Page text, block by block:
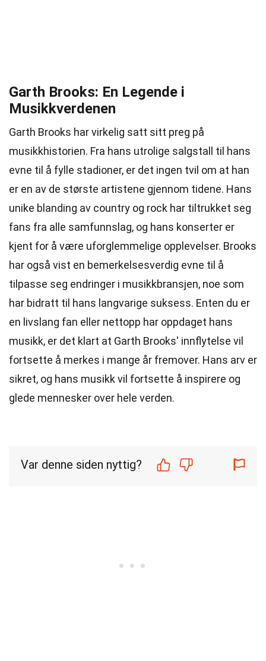
Garth Brooks: En Legende i
Musikkverdenen
Garth Brooks har virkelig satt sitt preg på
musikkhistorien. Fra hans utrolige salgstall til hans
evne til å fylle stadioner, er det ingen tvil om at han
er en av de største artistene gjennom tidene. Hans
unike blanding av country og rock har tiltrukket seg
fans fra alle samfunnslag, og hans konserter er
kjent for å være uforglemmelige opplevelser. Brooks
har også vist en bemerkelsesverdig evne til å
tilpasse seg endringer i musikkbransjen, noe som
har bidratt til hans langvarige suksess. Enten du er
en livslang fan eller nettopp har oppdaget hans
musikk, er det klart at Garth Brooks' innflytelse vil
fortsette å merkes i mange år fremover. Hans arv er
sikret, og hans musikk vil fortsette å inspirere og
glede mennesker over hele verden.
Var denne siden nyttig?